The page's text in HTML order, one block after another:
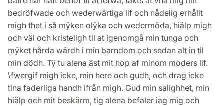
bedröfwade och wederwärtiga lif och nådelig erhålit
migh thet i så mÿken olÿka och wedermöda, hiälp migh
och väl och kristeligh til at igenomgå min tunga och
mÿket hårda wärdh i min barndom och sedan alt in til
min dödh. Tÿ tu alena äst mit hop af minom moders lif.
\fwergif migh icke, min here och gudh, och drag icke
tina faderliga handh ifrån migh. Gud min salighhet, min
hiälp och mit beskärm, tig alena befaler iag mig och